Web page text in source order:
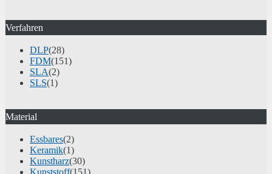
Verfahren
DLP(28)
FDM(151)
SLA(2)
SLS(1)
Material
Essbares(2)
Keramik(1)
Kunstharz(30)